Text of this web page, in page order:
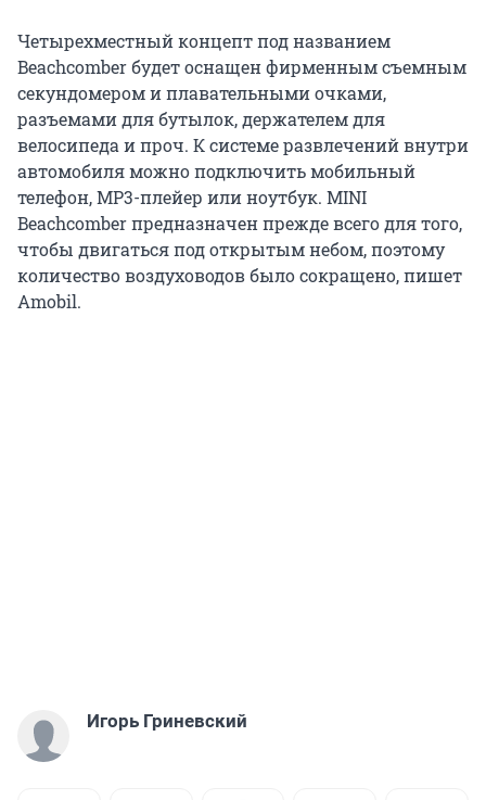
Четырехместный концепт под названием
Beachcomber будет оснащен фирменным съемным
секундомером и плавательными очками,
разъемами для бутылок, держателем для
велосипеда и проч. К системе развлечений внутри
автомобиля можно подключить мобильный
телефон, MP3-плейер или ноутбук. MINI
Beachcomber предназначен прежде всего для того,
чтобы двигаться под открытым небом, поэтому
количество воздуховодов было сокращено, пишет
Amobil.
Игорь Гриневский